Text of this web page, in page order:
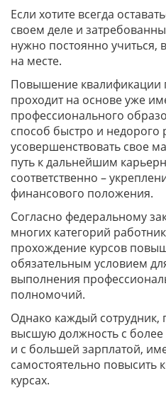
Если хотите всегда
своем деле и
нужно постоянно учиться,
на месте.
Повышение квалификации
проходит на основе уже
профессионального
способ быстро и недорого
усовершенствовать свое
путь к дальнейшим
соответственно –
финансового положения.
Согласно федеральному
многих категорий
прохождение курсов
обязательным условием
выполнения
полномочий.
Однако каждый
высшую должность с
и с большей зарплатой,
самостоятельно
курсах.